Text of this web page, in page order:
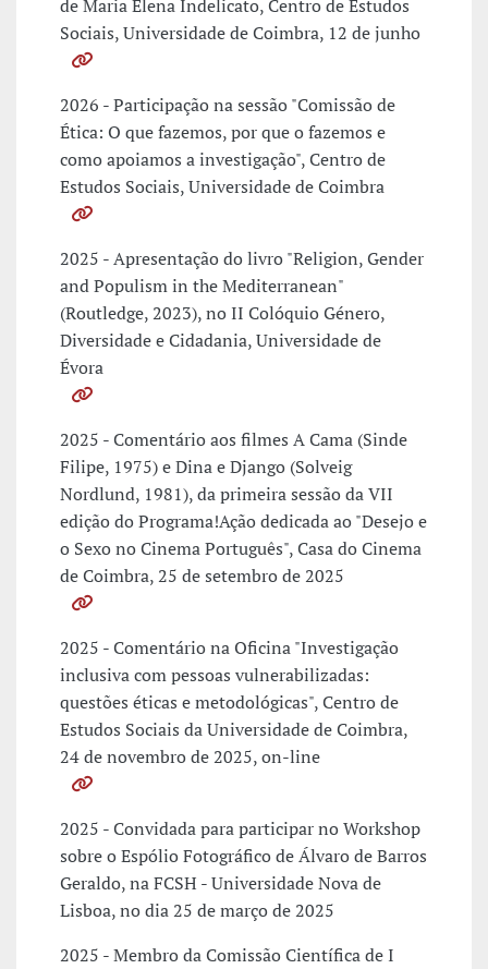
de Maria Elena Indelicato, Centro de Estudos
Sociais, Universidade de Coimbra, 12 de junho
2026 - Participação na sessão "Comissão de
Ética: O que fazemos, por que o fazemos e
como apoiamos a investigação", Centro de
Estudos Sociais, Universidade de Coimbra
2025 - Apresentação do livro "Religion, Gender
and Populism in the Mediterranean"
(Routledge, 2023), no II Colóquio Género,
Diversidade e Cidadania, Universidade de
Évora
2025 - Comentário aos filmes A Cama (Sinde
Filipe, 1975) e Dina e Django (Solveig
Nordlund, 1981), da primeira sessão da VII
edição do Programa!Ação dedicada ao "Desejo e
o Sexo no Cinema Português", Casa do Cinema
de Coimbra, 25 de setembro de 2025
2025 - Comentário na Oficina "Investigação
inclusiva com pessoas vulnerabilizadas:
questões éticas e metodológicas", Centro de
Estudos Sociais da Universidade de Coimbra,
24 de novembro de 2025, on-line
2025 - Convidada para participar no Workshop
sobre o Espólio Fotográfico de Álvaro de Barros
Geraldo, na FCSH - Universidade Nova de
Lisboa, no dia 25 de março de 2025
2025 - Membro da Comissão Científica de I